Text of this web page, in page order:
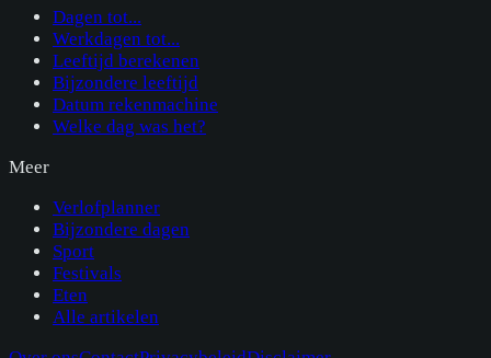
Dagen tot...
Werkdagen tot...
Leeftijd berekenen
Bijzondere leeftijd
Datum rekenmachine
Welke dag was het?
Meer
Verlofplanner
Bijzondere dagen
Sport
Festivals
Eten
Alle artikelen